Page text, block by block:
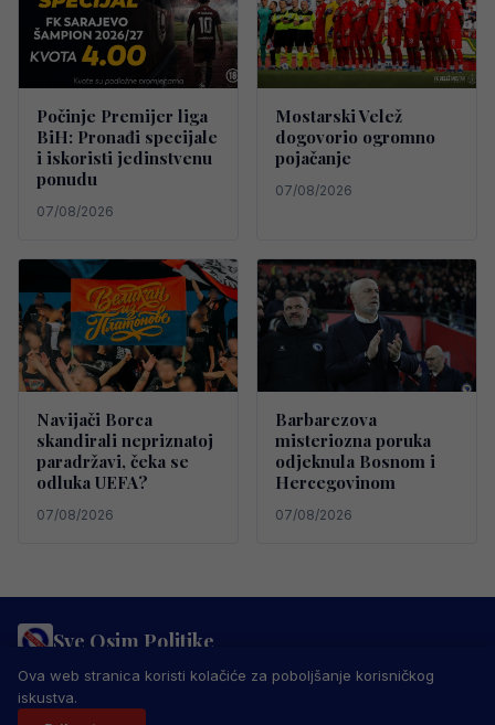
Počinje Premijer liga
BiH: Pronađi specijale
i iskoristi jedinstvenu
ponudu
07/08/2026
Mostarski Velež
dogovorio ogromno
pojačanje
07/08/2026
Navijači Borca
skandirali nepriznatoj
paradržavi, čeka se
odluka UEFA?
07/08/2026
Barbarezova
misteriozna poruka
odjeknula Bosnom i
Hercegovinom
07/08/2026
Sve Osim Politike
PRAVILA PRIVATNOSTIMARKETING USLOVI KORIŠTENJA
IMPRESSUM
© 2026 Sve Osim Politike. Sva prava zadržana.
Ova web stranica koristi kolačiće za poboljšanje korisničkog
iskustva.